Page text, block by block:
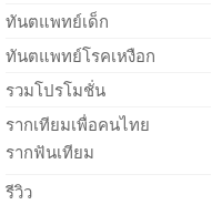
ทันตแพทย์เด็ก
ทันตแพทย์โรคเหงือก
รวมโปรโมชั่น
รากเทียมเพื่อคนไทย
รากฟันเทียม
รีวิว